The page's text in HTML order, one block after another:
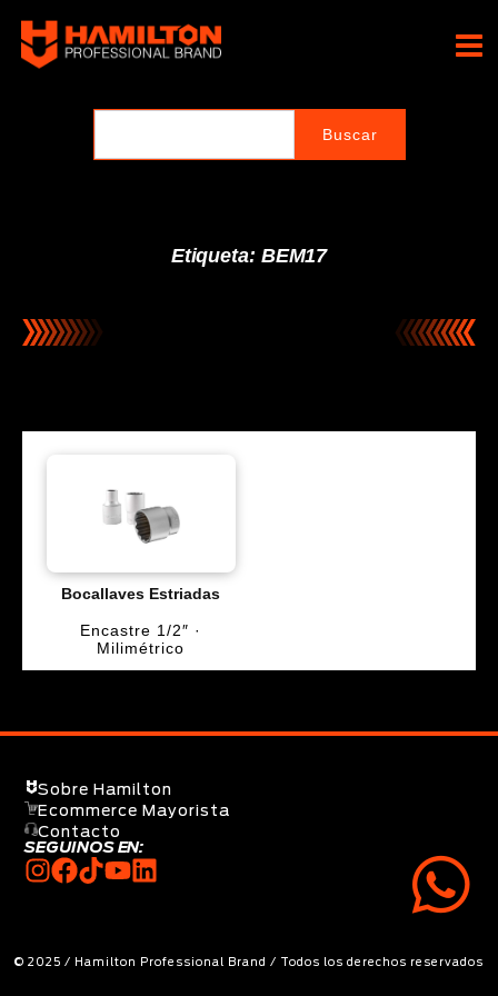
contenido
Etiqueta: BEM17
Bocallaves Estriadas
Encastre 1/2″ ·
Milimétrico
Sobre Hamilton
Ecommerce Mayorista
Contacto
SEGUINOS EN:
© 2025 / Hamilton Professional Brand / Todos los derechos reservados